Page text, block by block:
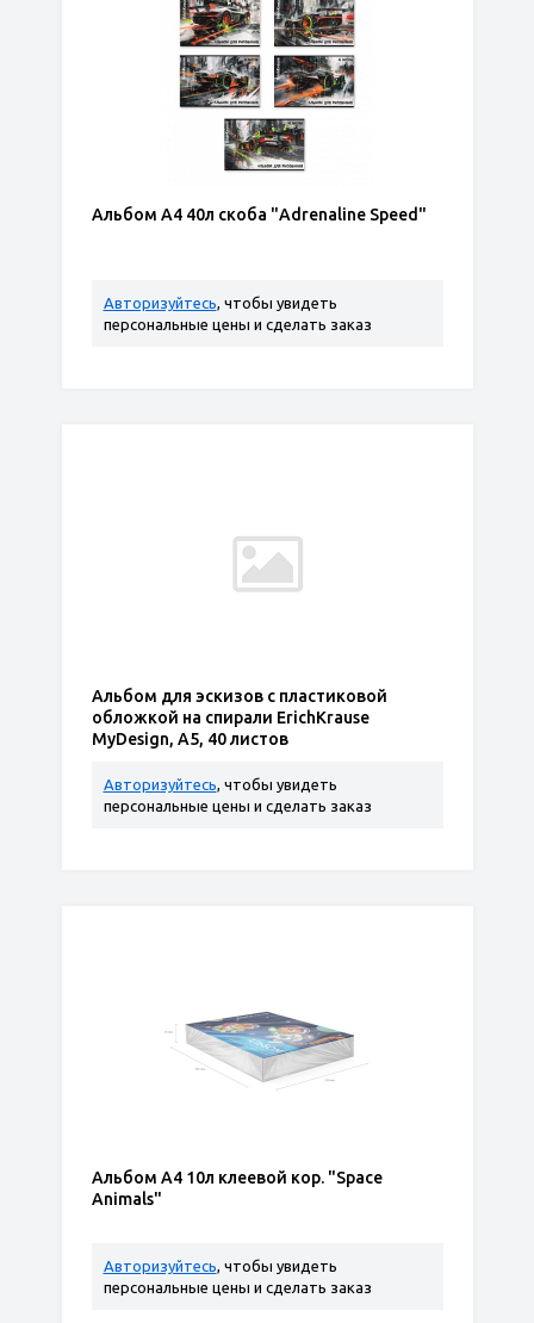
Альбом А4 40л скоба "Adrenaline Speed"
Авторизуйтесь, чтобы увидеть
персональные цены и сделать заказ
Альбом для эскизов с пластиковой
обложкой на спирали ErichKrause
MyDesign, А5, 40 листов
Авторизуйтесь, чтобы увидеть
персональные цены и сделать заказ
Альбом А4 10л клеевой кор. "Space
Animals"
Авторизуйтесь, чтобы увидеть
персональные цены и сделать заказ